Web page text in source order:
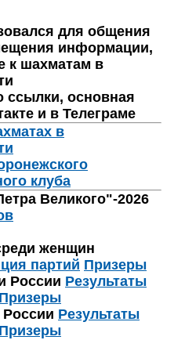
для общения
информации,
к шахматам в
ссылки, основная
и в Телеграме
в
клуба
Великого"-2026
женщин
партий Призеры
России Результаты
Призеры
Результаты
Призеры